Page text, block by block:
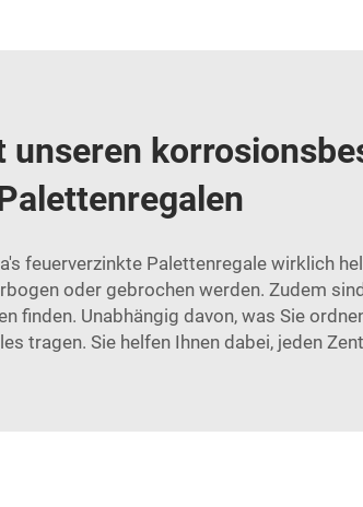
feuerverzinkte Palettenregale wirklich
oder gebrochen werden. Zudem
finden. Unabhängig davon, was Sie
tragen. Sie helfen Ihnen dabei, jeden